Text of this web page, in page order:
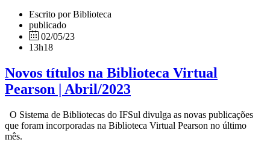
Escrito por Biblioteca
publicado
02/05/23
13h18
Novos títulos na Biblioteca Virtual
Pearson | Abril/2023
O Sistema de Bibliotecas do IFSul divulga as novas publicações
que foram incorporadas na Biblioteca Virtual Pearson no último
mês.